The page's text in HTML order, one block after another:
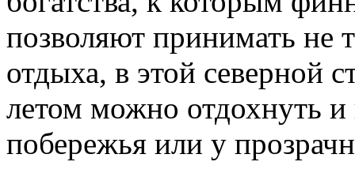
позволяют принимать не
отдыха, в этой северной
летом можно отдохнуть
побережья или у